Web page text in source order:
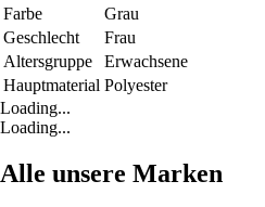
Farbe
Grau
Geschlecht
Frau
Altersgruppe
Erwachsene
Hauptmaterial Polyester
Loading...
Loading...
Alle unsere Marken